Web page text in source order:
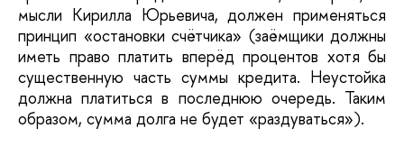
мысли Кирилла Юрьевича, должен применяться
принцип «остановки счётчика» (заёмщики должны
иметь право платить вперёд процентов хотя бы
существенную часть суммы кредита. Неустойка
должна платиться в последнюю очередь. Таким
образом, сумма долга не будет «раздуваться»).